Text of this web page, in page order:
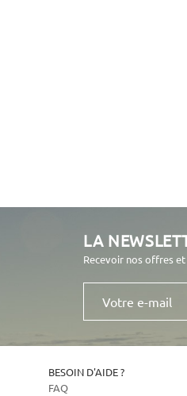
LA
Recevoir nos offres
Votre
mail
BESOIN D'AIDE ?
FAQ